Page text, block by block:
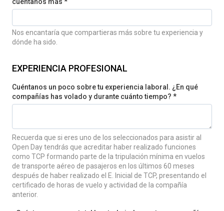
Nos encantaría que compartieras más sobre tu experiencia y
dónde ha sido.
EXPERIENCIA PROFESIONAL
Cuéntanos un poco sobre tu experiencia laboral. ¿En qué
compañías has volado y durante cuánto tiempo? *
Recuerda que si eres uno de los seleccionados para asistir al
Open Day tendrás que acreditar haber realizado funciones
como TCP formando parte de la tripulación mínima en vuelos
de transporte aéreo de pasajeros en los últimos 60 meses
después de haber realizado el E. Inicial de TCP, presentando el
certificado de horas de vuelo y actividad de la compañía
anterior.